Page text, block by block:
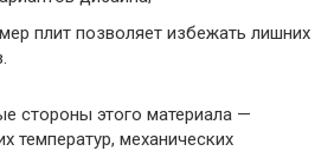
плит позволяет избежать лишних
стороны этого материала —
температур, механических